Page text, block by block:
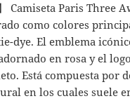
】 Camiseta Paris Three
como colores
dye. El emblema
en rosa y el
Está compuesta por
en los cuales suele